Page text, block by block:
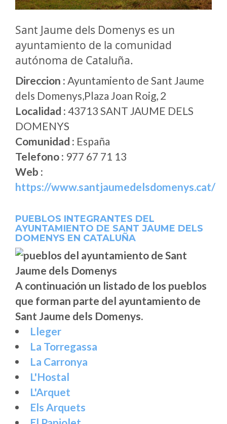
Sant Jaume dels Domenys es un
ayuntamiento de la comunidad
autónoma de Cataluña.
Direccion : Ayuntamiento de Sant Jaume
dels Domenys,Plaza Joan Roig, 2
Localidad : 43713 SANT JAUME DELS
DOMENYS
Comunidad : España
Telefono : 977 67 71 13
Web :
https://www.santjaumedelsdomenys.cat/
PUEBLOS INTEGRANTES DEL
AYUNTAMIENTO DE SANT JAUME DELS
DOMENYS EN CATALUÑA
A continuación un listado de los pueblos
que forman parte del ayuntamiento de
Sant Jaume dels Domenys.
Lleger
La Torregassa
La Carronya
L'Hostal
L'Arquet
Els Arquets